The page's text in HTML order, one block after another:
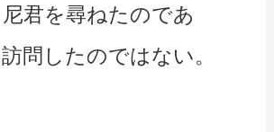
君を尋ねたのであ
問したのではない。